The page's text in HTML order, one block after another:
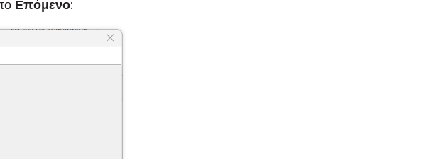
Επόμενο: